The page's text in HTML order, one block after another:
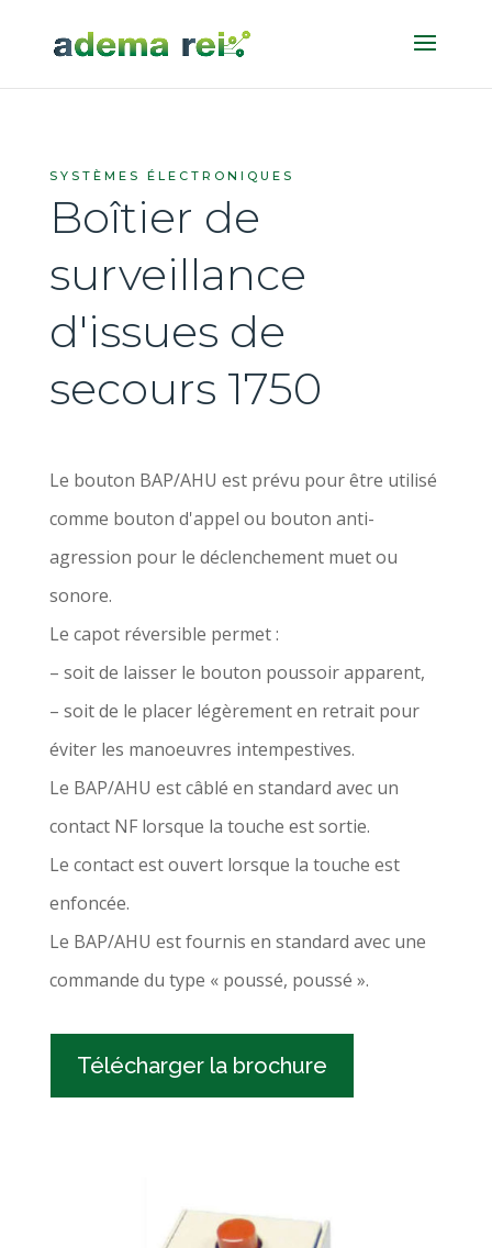
SYSTÈMES ÉLECTRONIQUES
Boîtier de
surveillance
d'issues de
secours 1750
Le bouton BAP/AHU est prévu pour être utilisé
comme bouton d'appel ou bouton anti-
agression pour le déclenchement muet ou
sonore.
Le capot réversible permet :
– soit de laisser le bouton poussoir apparent,
– soit de le placer légèrement en retrait pour
éviter les manoeuvres intempestives.
Le BAP/AHU est câblé en standard avec un
contact NF lorsque la touche est sortie.
Le contact est ouvert lorsque la touche est
enfoncée.
Le BAP/AHU est fournis en standard avec une
commande du type « poussé, poussé ».
Télécharger la brochure